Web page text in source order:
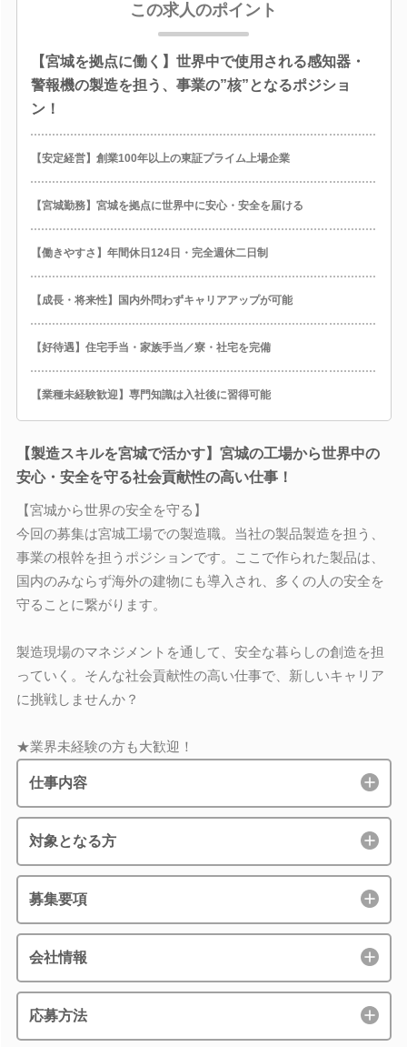
この求人のポイント
【宮城を拠点に働く】世界中で使用される感知器・
警報機の製造を担う、事業の”核”となるポジショ
ン！
【安定経営】創業100年以上の東証プライム上場企業
【宮城勤務】宮城を拠点に世界中に安心・安全を届ける
【働きやすさ】年間休日124日・完全週休二日制
【成長・将来性】国内外問わずキャリアアップが可能
【好待遇】住宅手当・家族手当／寮・社宅を完備
【業種未経験歓迎】専門知識は入社後に習得可能
【製造スキルを宮城で活かす】宮城の工場から世界中の
安心・安全を守る社会貢献性の高い仕事！
【宮城から世界の安全を守る】
今回の募集は宮城工場での製造職。当社の製品製造を担う、
事業の根幹を担うポジションです。ここで作られた製品は、
国内のみならず海外の建物にも導入され、多くの人の安全を
守ることに繋がります。
製造現場のマネジメントを通して、安全な暮らしの創造を担
っていく。そんな社会貢献性の高い仕事で、新しいキャリア
に挑戦しませんか？
★業界未経験の方も大歓迎！
仕事内容
対象となる方
募集要項
会社情報
応募方法